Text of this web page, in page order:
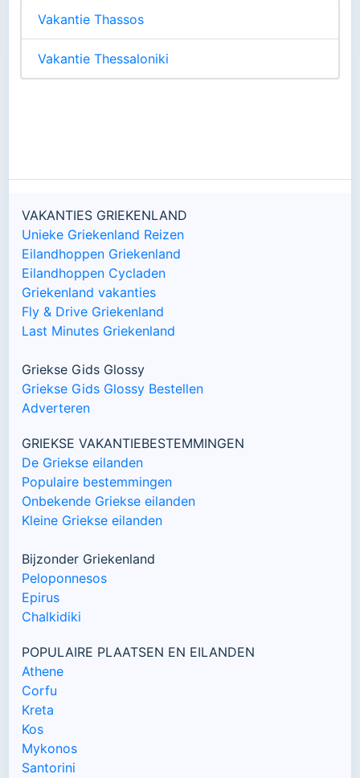
Vakantie Thassos
Vakantie Thessaloniki
VAKANTIES GRIEKENLAND
Unieke Griekenland Reizen
Eilandhoppen Griekenland
Eilandhoppen Cycladen
Griekenland vakanties
Fly & Drive Griekenland
Last Minutes Griekenland
Griekse Gids Glossy
Griekse Gids Glossy Bestellen
Adverteren
GRIEKSE VAKANTIEBESTEMMINGEN
De Griekse eilanden
Populaire bestemmingen
Onbekende Griekse eilanden
Kleine Griekse eilanden
Bijzonder Griekenland
Peloponnesos
Epirus
Chalkidiki
POPULAIRE PLAATSEN EN EILANDEN
Athene
Corfu
Kreta
Kos
Mykonos
Santorini